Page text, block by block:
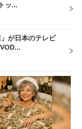
ッ...
が日本のテレビ